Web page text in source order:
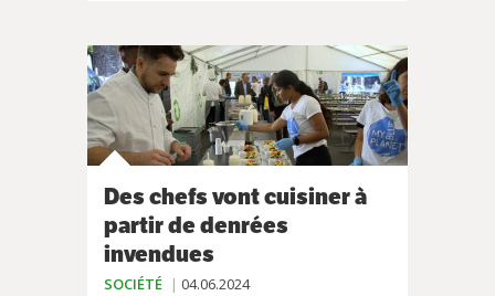
Des chefs vont cuisiner à
partir de denrées
invendues
SOCIÉTÉ 04.06.2024